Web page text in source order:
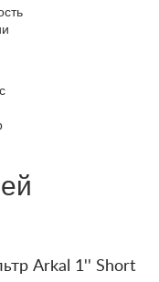
Arkal 1'' Short